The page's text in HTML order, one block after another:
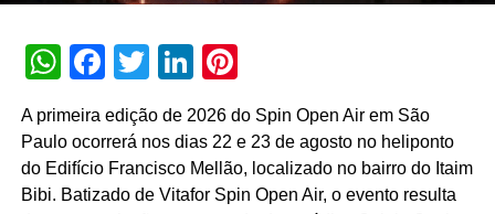
A SEGUIR
Congresso Internacional de Shopping Centers e
NÃO PERCA
Universo TOTVS retoma modelo 100% presencial
e espera reunir mais de 10 mil pessoas
WhatsApp
Facebook
TwitterLinkedIn
Pinterest
A primeira edição de 2026 do Spin Open Air em São
Paulo ocorrerá nos dias 22 e 23 de agosto no heliponto
do Edifício Francisco Mellão, localizado no bairro do Itaim
Bibi. Batizado de Vitafor Spin Open Air, o evento resulta